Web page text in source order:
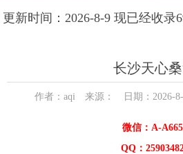
更新时间：2026-8-9 现已经收录
长沙天心
作者：aqi 来源： 日期：2026-
微信：A-
QQ：